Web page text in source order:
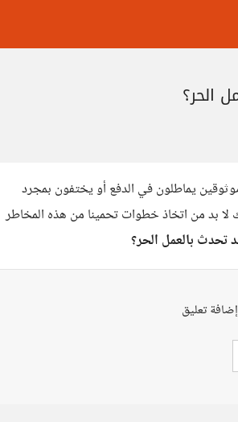
الحر؟
يماطلون في الدفع أو يختفون بمجرد
لا بد من اتخاذ خطوات تحمينا من هذه المخاطر
تحدث بالعمل الحر؟
تعليق